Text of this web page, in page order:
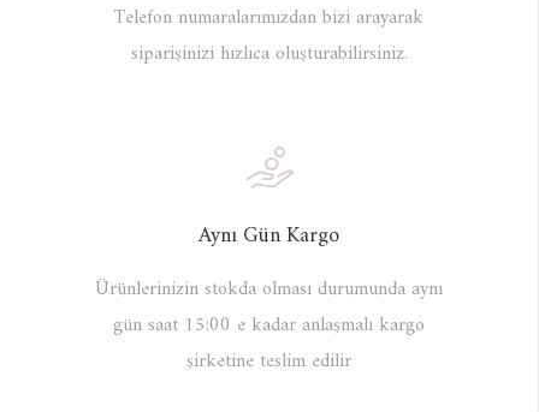
Telefon numaralarımızdan bizi arayarak
siparişinizi hızlıca oluşturabilirsiniz.
Aynı Gün Kargo
Ürünlerinizin stokda olması durumunda aynı
gün saat 15:00 e kadar anlaşmalı kargo
şirketine teslim edilir